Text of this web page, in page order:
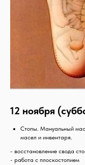
12 ноября
Стопы. Мануальный
масел и инвентаря.
- восстановление свода
- работа с плоскостопием